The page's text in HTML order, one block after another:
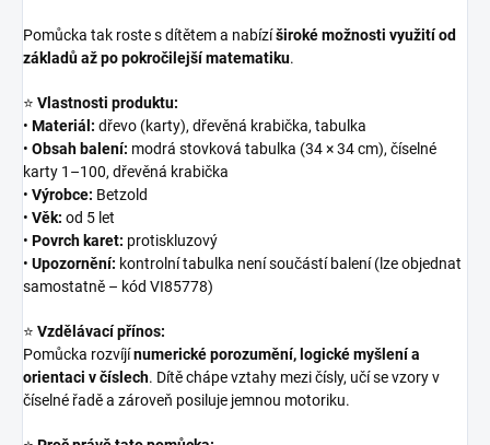
Pomůcka tak roste s dítětem a nabízíširoké možnosti využití od
základů až po pokročilejší matematiku.
⭐ Vlastnosti produktu:
• Materiál: dřevo (karty), dřevěná krabička, tabulka
• Obsah balení: modrá stovková tabulka (34 × 34 cm), číselné
karty 1–100, dřevěná krabička
• Výrobce: Betzold
• Věk: od 5 let
• Povrch karet: protiskluzový
• Upozornění: kontrolní tabulka není součástí balení (lze objednat
samostatně – kód VI85778)
⭐ Vzdělávací přínos:
Pomůcka rozvíjínumerické porozumění, logické myšlení a
orientaci v číslech. Dítě chápe vztahy mezi čísly, učí se vzory v
číselné řadě a zároveň posiluje jemnou motoriku.